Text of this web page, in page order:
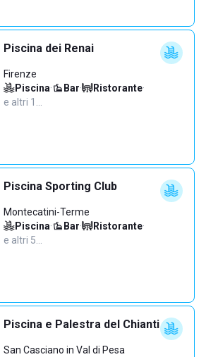
Piscina dei Renai
Firenze
Piscina· Bar· Ristorante·
e altri 1…
Piscina Sporting Club
Montecatini-Terme
Piscina· Bar· Ristorante·
e altri 5…
Piscina e Palestra del Chianti
San Casciano in Val di Pesa